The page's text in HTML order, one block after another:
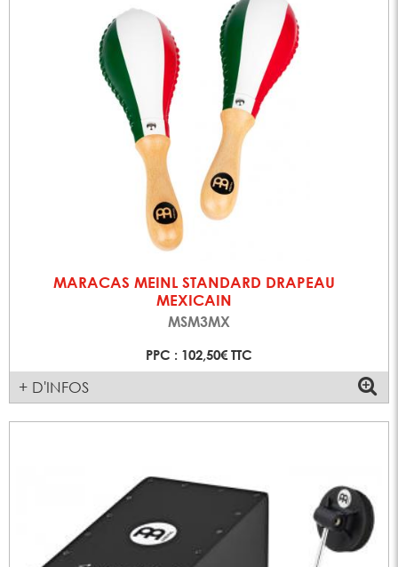
MARACAS MEINL STANDARD DRAPEAU
MEXICAIN
MSM3MX
PPC : 102,50€ TTC
+ D'INFOS